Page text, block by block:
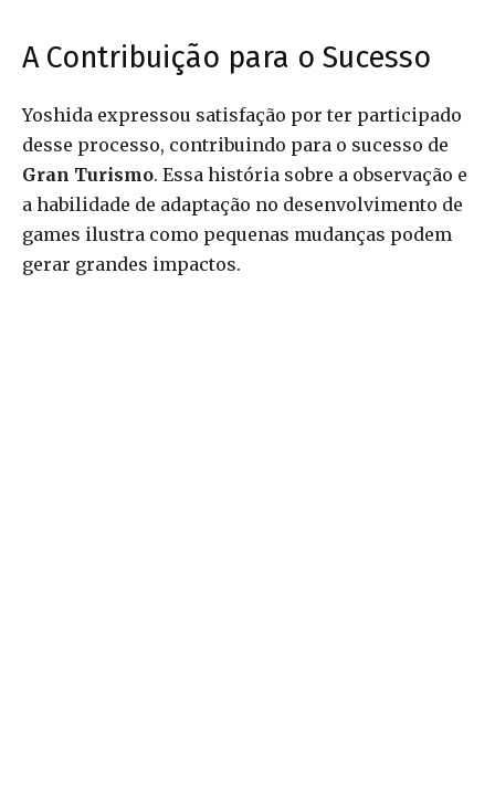
A Contribuição para o Sucesso
Yoshida expressou satisfação por ter participado
desse processo, contribuindo para o sucesso de
Gran Turismo. Essa história sobre a observação e
a habilidade de adaptação no desenvolvimento de
games ilustra como pequenas mudanças podem
gerar grandes impactos.